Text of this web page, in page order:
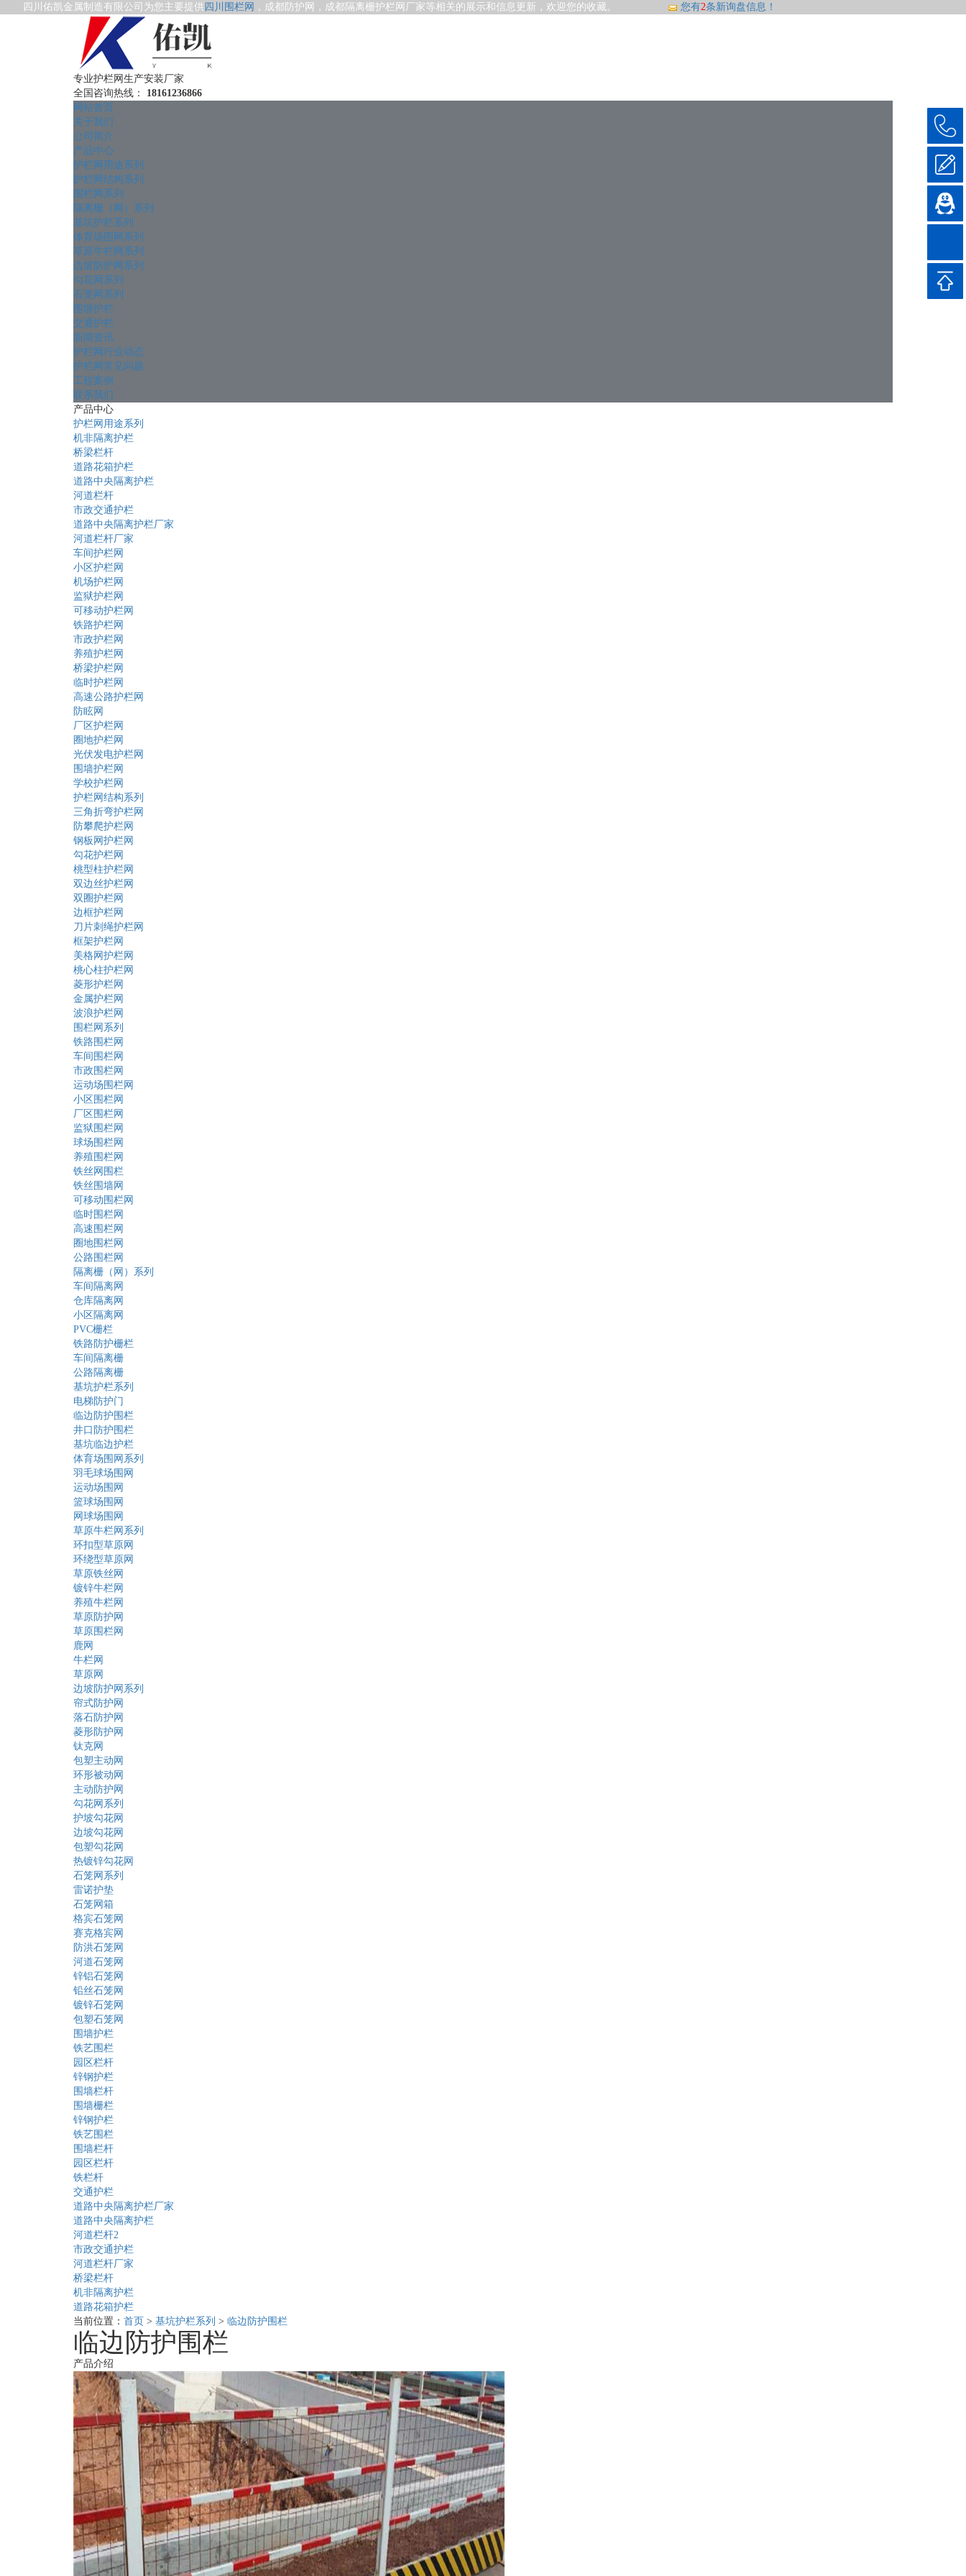
四川佑凯金属制造有限公司为您主要提供 四川围栏网 ，成都防护网，成都隔离栅护栏网厂家等相关的展示和信息更新，欢迎您的收藏。 您有2条新询盘信息！
专业护栏网生产安装厂家
全国咨询热线： 18161236866
网站首页
关于我们
公司简介
产品中心
护栏网用途系列
护栏网结构系列
围栏网系列
隔离栅（网）系列
基坑护栏系列
体育场围网系列
草原牛栏网系列
边坡防护网系列
勾花网系列
石笼网系列
围墙护栏
交通护栏
新闻资讯
护栏网行业动态
护栏网常见问题
工程案例
联系我们
产品中心
护栏网用途系列
机非隔离护栏
桥梁栏杆
道路花箱护栏
道路中央隔离护栏
河道栏杆
市政交通护栏
道路中央隔离护栏厂家
河道栏杆厂家
车间护栏网
小区护栏网
机场护栏网
监狱护栏网
可移动护栏网
铁路护栏网
市政护栏网
养殖护栏网
桥梁护栏网
临时护栏网
高速公路护栏网
防眩网
厂区护栏网
圈地护栏网
光伏发电护栏网
围墙护栏网
学校护栏网
护栏网结构系列
三角折弯护栏网
防攀爬护栏网
钢板网护栏网
勾花护栏网
桃型柱护栏网
双边丝护栏网
双圈护栏网
边框护栏网
刀片刺绳护栏网
框架护栏网
美格网护栏网
桃心柱护栏网
菱形护栏网
金属护栏网
波浪护栏网
围栏网系列
铁路围栏网
车间围栏网
市政围栏网
运动场围栏网
小区围栏网
厂区围栏网
监狱围栏网
球场围栏网
养殖围栏网
铁丝网围栏
铁丝围墙网
可移动围栏网
临时围栏网
高速围栏网
圈地围栏网
公路围栏网
隔离栅（网）系列
车间隔离网
仓库隔离网
小区隔离网
PVC栅栏
铁路防护栅栏
车间隔离栅
公路隔离栅
基坑护栏系列
电梯防护门
临边防护围栏
井口防护围栏
基坑临边护栏
体育场围网系列
羽毛球场围网
运动场围网
篮球场围网
网球场围网
草原牛栏网系列
环扣型草原网
环绕型草原网
草原铁丝网
镀锌牛栏网
养殖牛栏网
草原防护网
草原围栏网
鹿网
牛栏网
草原网
边坡防护网系列
帘式防护网
落石防护网
菱形防护网
钛克网
包塑主动网
环形被动网
主动防护网
勾花网系列
护坡勾花网
边坡勾花网
包塑勾花网
热镀锌勾花网
石笼网系列
雷诺护垫
石笼网箱
格宾石笼网
赛克格宾网
防洪石笼网
河道石笼网
锌铝石笼网
铅丝石笼网
镀锌石笼网
包塑石笼网
围墙护栏
铁艺围栏
园区栏杆
锌钢护栏
围墙栏杆
围墙栅栏
锌钢护栏
铁艺围栏
围墙栏杆
园区栏杆
铁栏杆
交通护栏
道路中央隔离护栏厂家
道路中央隔离护栏
河道栏杆2
市政交通护栏
河道栏杆厂家
桥梁栏杆
机非隔离护栏
道路花箱护栏
当前位置： 首页 > 基坑护栏系列 > 临边防护围栏
临边防护围栏
产品介绍